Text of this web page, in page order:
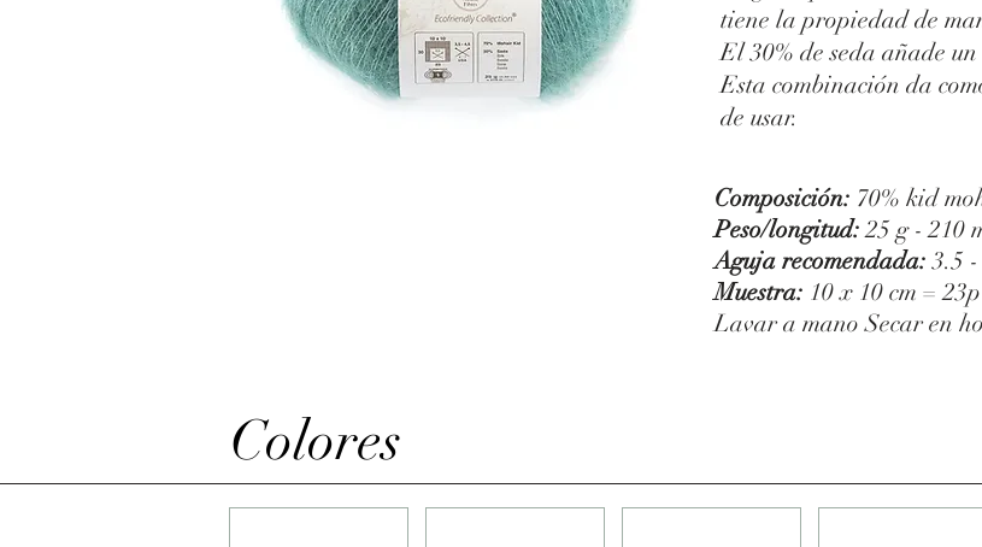
tiene la propiedad de
El 30% de seda añade
Esta combinación da
de usar.
Composición: 70% kid
Peso/longitud:25 g - 210
Aguja recomendada: 3.5 -
Muestra: 10 x 10 cm =
Lavar a mano Secar en
Colores